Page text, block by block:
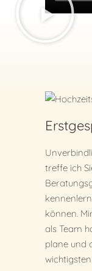
treffe ich
können.
als Team
plane und